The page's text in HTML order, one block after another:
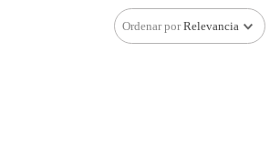
Ordenar por Relevancia